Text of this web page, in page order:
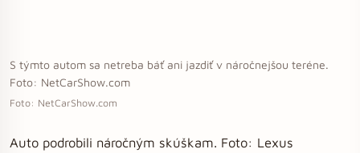
S týmto autom sa netreba báť ani jazdiť v náročnejšou teréne.
Foto: NetCarShow.com
Foto: NetCarShow.com
Auto podrobili náročným skúškam. Foto: Lexus